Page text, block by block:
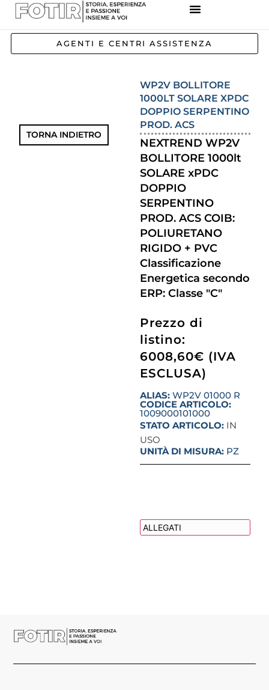
AGENTI E CENTRI ASSISTENZA
TORNA INDIETRO
WP2V BOLLITORE
1000LT SOLARE XPDC
DOPPIO SERPENTINO
PROD. ACS
NEXTREND WP2V
BOLLITORE 1000lt
SOLARE xPDC
DOPPIO
SERPENTINO
PROD. ACS COIB:
POLIURETANO
RIGIDO + PVC
Classificazione
Energetica secondo
ERP: Classe "C"
Prezzo di
listino:
6008,60€ (IVA
ESCLUSA)
ALIAS:WP2V 01000 R
CODICE ARTICOLO:
1009000101000
STATO ARTICOLO: IN
USO
UNITÀ DI MISURA:PZ
ALLEGATI